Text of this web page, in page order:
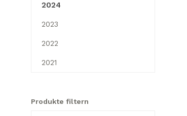
2024
2023
2022
2021
Produkte filtern